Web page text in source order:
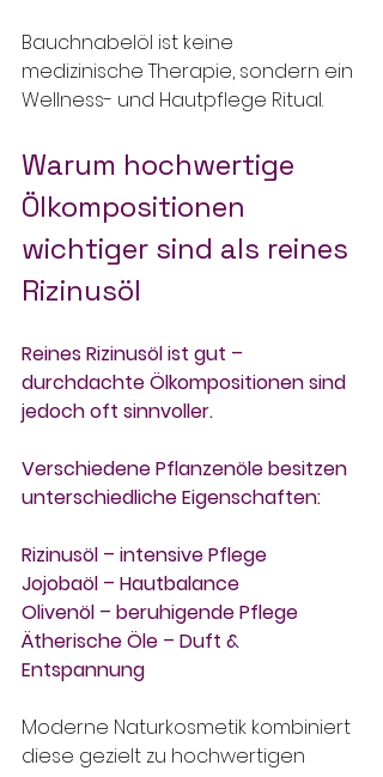
Bauchnabelöl ist keine
medizinische Therapie, sondern ein
Wellness- und Hautpflege Ritual.
Warum hochwertige
Ölkompositionen
wichtiger sind als reines
Rizinusöl
Reines Rizinusöl ist gut –
durchdachte Ölkompositionen sind
jedoch oft sinnvoller.
Verschiedene Pflanzenöle besitzen
unterschiedliche Eigenschaften:
Rizinusöl – intensive Pflege
Jojobaöl – Hautbalance
Olivenöl – beruhigende Pflege
Ätherische Öle – Duft &
Entspannung
Moderne Naturkosmetik kombiniert
diese gezielt zu hochwertigen